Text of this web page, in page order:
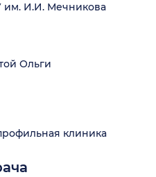
им. И.И. Мечникова
Ольги
клиника